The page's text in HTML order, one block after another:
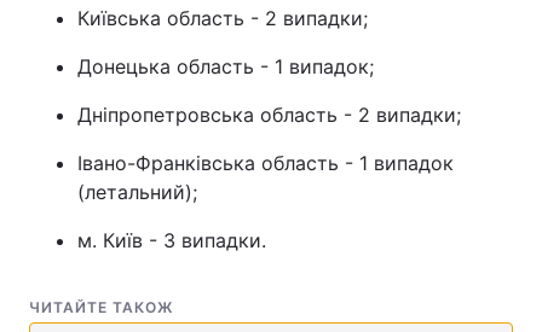
Київська область - 2 випадки;
Донецька область - 1 випадок;
Дніпропетровська область - 2 випадки;
Івано-Франківська область - 1 випадок
(летальний);
м. Київ - 3 випадки.
ЧИТАЙТЕ ТАКОЖ